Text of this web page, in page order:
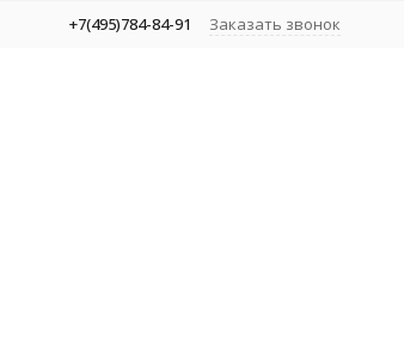
+7(495)784-84-91 Заказать звонок